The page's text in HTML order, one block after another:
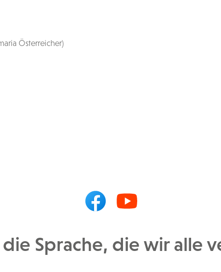
Österreicher)
Sprache, die wir alle